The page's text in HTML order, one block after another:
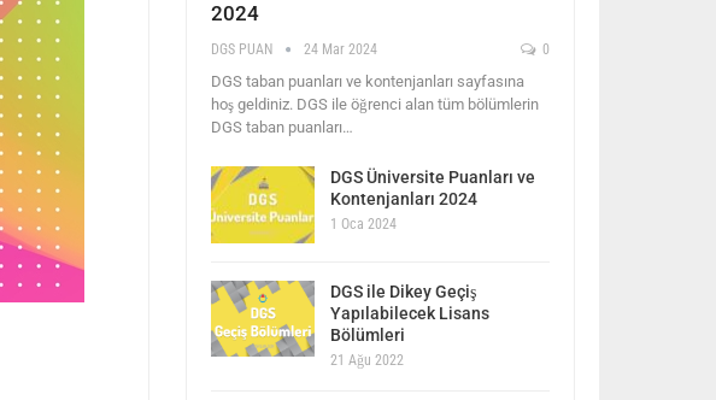
2024
DGS PUAN 24 Mar 2024 0
DGS taban puanları ve kontenjanları sayfasına
hoş geldiniz. DGS ile öğrenci alan tüm bölümlerin
DGS taban puanları…
DGS Üniversite Puanları ve
Kontenjanları 2024
1 Oca 2024
DGS ile Dikey Geçiş
Yapılabilecek Lisans
Bölümleri
21 Ağu 2022